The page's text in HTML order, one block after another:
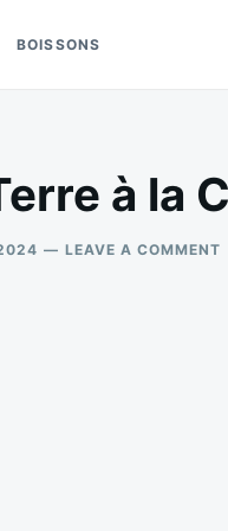
BOISSONS
à la
LEAVE A COMMENT